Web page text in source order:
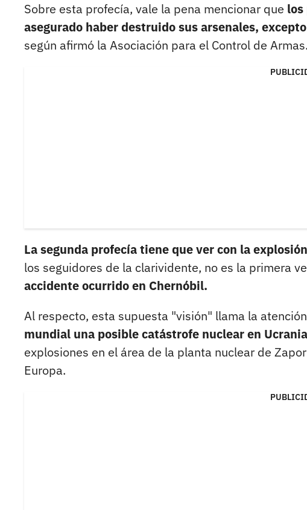
Sobre esta profecía, vale la pena mencionar que los
asegurado haber destruido sus arsenales,
según afirmó la Asociación para el Control de Armas.
La segunda profecía tiene que ver con la
los seguidores de la clarividente, no es la primera
accidente ocurrido en Chernóbil.
Al respecto, esta supuesta "visión" llama la
mundial una posible catástrofe nuclear en
explosiones en el área de la planta nuclear de
Europa.